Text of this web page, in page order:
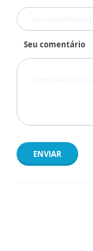
Seu comentário
ENVIAR